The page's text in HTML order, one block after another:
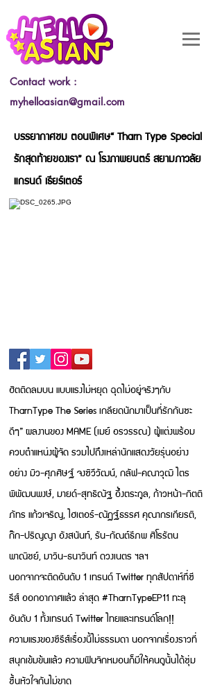
Contact work :
myhelloasian@gmail.com
บรรยากาศชม ตอนพิเศษ“ Tharn Type Special
รักสุดท้ายของเรา” ณ โรงภาพยนตร์ สยามภาวลัย
แกรนด์ เธียร์เตอร์
ฮิตติดลมบน แบบแรงไม่หยุด ฉุดไม่อยู่จริงๆกับ
TharnType The Series เกลียดนักมาเป็นที่รักกันซะ
ดีๆ” ผลงานของ MAME (เมย์ อรวรรณ) ผู้แต่งพร้อม
ควบตำแหน่งผู้จัดรวมไปถึงเหล่านักแสดงวัยรุ่นอย่าง
อย่าง มิว-ศุภศิษฐ์ จงซิวีวัฒน์, กลัฟ-คณาวุฒิ ไตร
พิพัฒนพงษ์, มายด์-สุทธิณัฐ อึ้งตระกูล, ก้าวหน้า-กิตติ
ภัทร แก้วเจริญ, ไฮเตอร์-ณัฏฐ์ธรรศ คุณากรเกียรติ,
ก๊ก-ปริญญา อังสนันท์, รัน-กัณต์ธีภพ ศิโรรัตน
พาณิชย์, มาวิน-ธนาวินท์ ดวงเนตร ฯลฯ
นอกจากจะติดอันดับ 1 เทรนด์ Twitter ทุกสัปดาห์ที่ซี
รีส์ ออกอากาศแล้ว ล่าสุด #TharnTypeEP11 ทะลุ
อันดับ 1 ทั้งเทรนด์ Twitter ไทยและเทรนด์โลก!!
ความแรงของซีรีส์เรื่องนี้ไม่ธรรมดา นอกจากเรื่องราวที่
สนุกเข้มข้นแล้ว ความฟินจิกหมอนก็มีให้คนดูนั้นได้ชุ่ม
ชื้นหัวใจกันไม่ขาด